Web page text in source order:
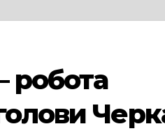
робота